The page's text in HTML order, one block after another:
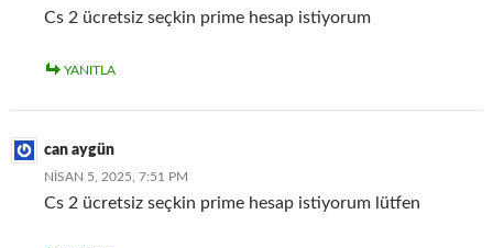
Cs 2 ücretsiz seçkin prime hesap istiyorum
YANITLA
can aygün
NISAN 5, 2025, 7:51 PM
Cs 2 ücretsiz seçkin prime hesap istiyorum lütfen